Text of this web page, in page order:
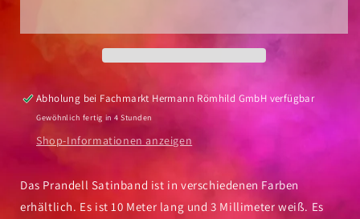
Abholung bei Fachmarkt Hermann Römhild GmbH verfügbar
Gewöhnlich fertig in 4 Stunden
Shop-Informationen anzeigen
Das Prandell Satinband ist in verschiedenen Farben
erhältlich. Es ist 10 Meter lang und 3 Millimeter weiß. Es